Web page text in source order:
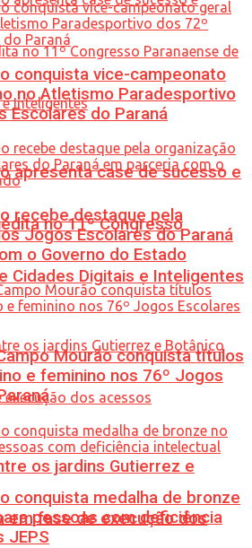
apresenta case de sucesso e
no 11º Congresso
Cidades Digitais e Inteligentes
os jardins Gutierrez e
em fase de execução dos
conquista vice-campeonato
no Atletismo Paradesportivo
Escolares do Paraná
recebe destaque pela
Jogos Escolares do Paraná
o Governo do Estado
Mourão conquista títulos
e feminino nos 76º Jogos
conquista medalha de bronze
pessoas com deficiência
JEPS